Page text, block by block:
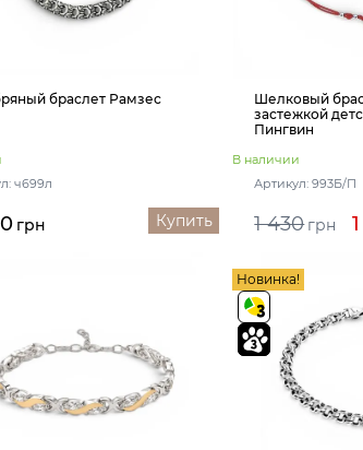
браслет Рамзес
ч699л
грн Купить
Шелковый
застежкой
Пингвин
В наличии
Артикул: 993Б/П
1 430 грн
Новинка!